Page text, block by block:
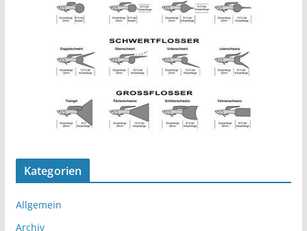
Kategorien
Allgemein
Archiv